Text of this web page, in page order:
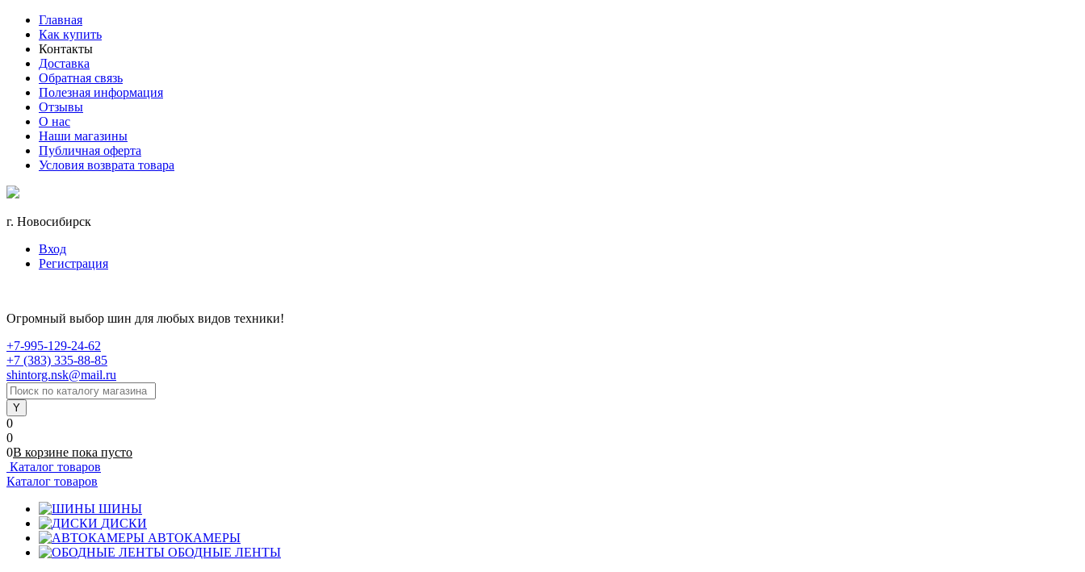
Главная
Как купить
Контакты
Доставка
Обратная связь
Полезная информация
Отзывы
О нас
Наши магазины
Публичная оферта
Условия возврата товара
г. Новосибирск
Вход
Регистрация
Огромный выбор шин для любых видов техники!
+7-995-129-24-62
+7 (383) 335-88-85
shintorg.nsk@mail.ru
0
0
0В корзине пока пусто
Каталог товаров
Каталог товаров
ШИНЫ
ДИСКИ
АВТОКАМЕРЫ
ОБОДНЫЕ ЛЕНТЫ